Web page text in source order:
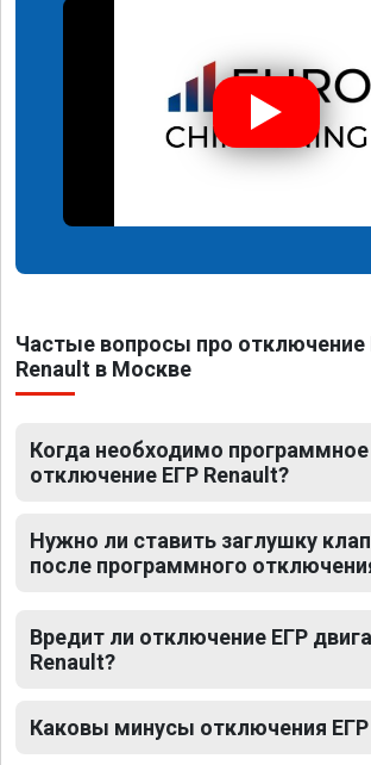
Частые вопросы про отключение
Renault в Москве
Когда необходимо программное
отключение ЕГР Renault?
Нужно ли ставить заглушку
после программного
Вредит ли отключение ЕГР
Renault?
Каковы минусы отключения ЕГР